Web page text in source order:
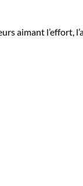
aimant l’effort,